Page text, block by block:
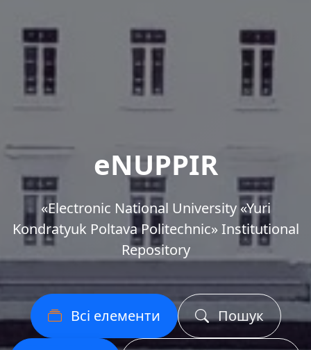
eNUPPIR
«Еlectronic National University «Yuri
Kondratyuk Poltava Politechnic» Institutional
Repository
Всі елементи Пошук